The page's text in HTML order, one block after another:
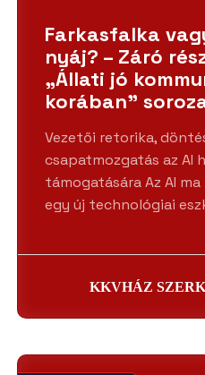
Farkasfalka
nyáj? – Záró
„Állati jó
korában”
Vezetői retorika,
csapatmozgatás az AI
támogatására Az AI
egy új technológiai
KKVHÁZ